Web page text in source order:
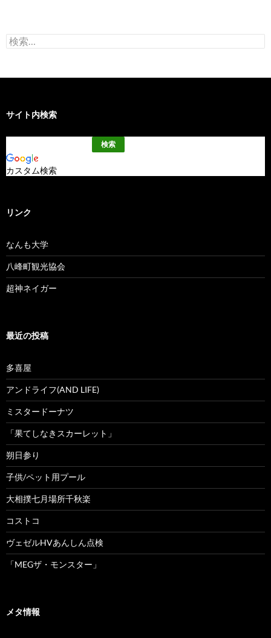
検
索:
サイト内検索
カスタム検索
リンク
なんも大学
八峰町観光協会
超神ネイガー
最近の投稿
多喜屋
アンドライフ(AND LIFE)
ミスタードーナツ
「果てしなきスカーレット」
朔日参り
子供/ペット用プール
大相撲七月場所千秋楽
コストコ
ヴェゼルHVあんしん点検
「MEGザ・モンスター」
メタ情報